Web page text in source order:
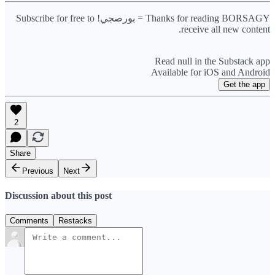
Thanks for reading BORSAGY = بورصجي! Subscribe for free to
receive all new content.
Read null in the Substack app
Available for iOS and Android
Get the app
2
Share
Previous
Next
Discussion about this post
Comments Restacks